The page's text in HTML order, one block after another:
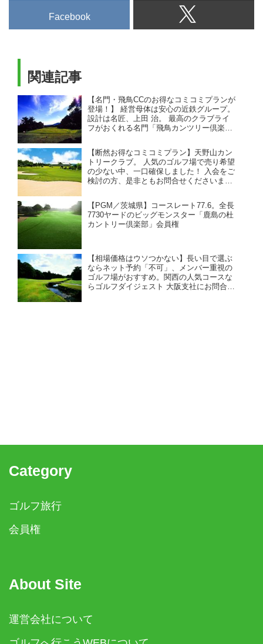
Facebook
関連記事
【名門・飛鳥CCのお得なコミコミプランが
登場！】 経営母体は安心の近鉄グループ。
設計は名匠、上田 治。 最高のクラブライ
フがおくれる名門「飛鳥カンツリー倶楽
スが充実、電車でも行きやすい。
【断然お得なコミコミプラン】天野山カン
トリークラブ。 人気のゴルフ場で売り希望
の少ない中、一口確保しました！ 入会をご
検討の方、是非ともお問合せくださいま
エントリーを不可。
【PGM／茨城県】コースレート77.6。全長
7730ヤードのビッグモンスター「鹿島の杜
カントリー倶楽部」会員権
【相場価格はウソつかない】長い目で選ぶ
ならネット予約「不可」、メンバー重視の
ゴルフ場がおすすめ。関西の人気コースな
らゴルフダイジェスト 大阪支社にお問合せ
Category
ゴルフ旅行
会員権
About Site
運営会社について